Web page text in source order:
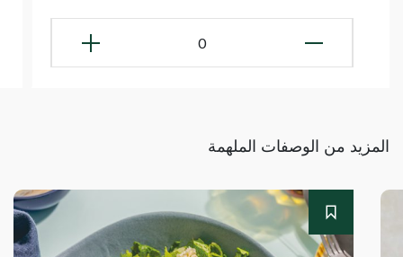
0
المزيد من الوصفات الملهمة